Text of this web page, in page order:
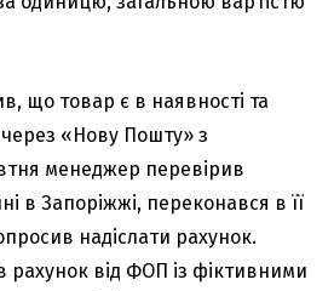
що товар є в наявності та
«Нову Пошту» з
менеджер перевірив
в Запоріжжі, переконався в її
надіслати рахунок.
рахунок від ФОП із фіктивними